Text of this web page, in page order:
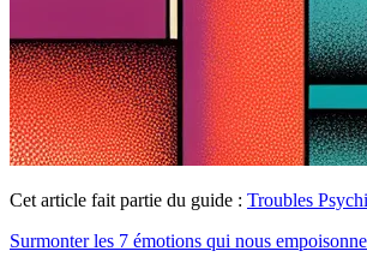
Cet article fait partie du guide : Troubles
Surmonter les 7 émotions qui nous